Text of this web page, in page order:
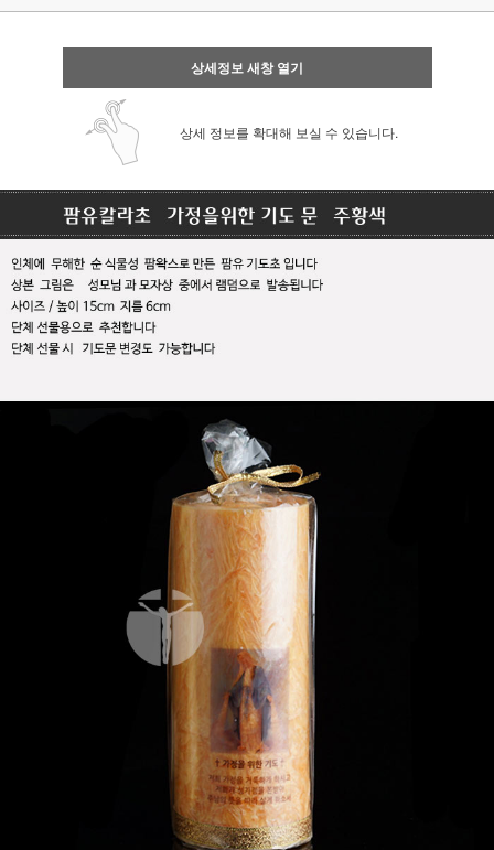
상세정보 새창 열기
상세 정보를 확대해 보실 수 있습니다.